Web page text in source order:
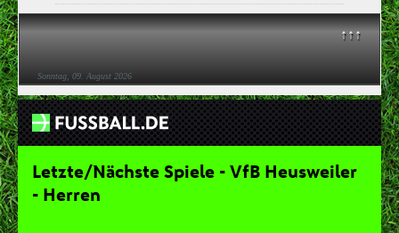
↑↑↑
Sonntag, 09. August 2026